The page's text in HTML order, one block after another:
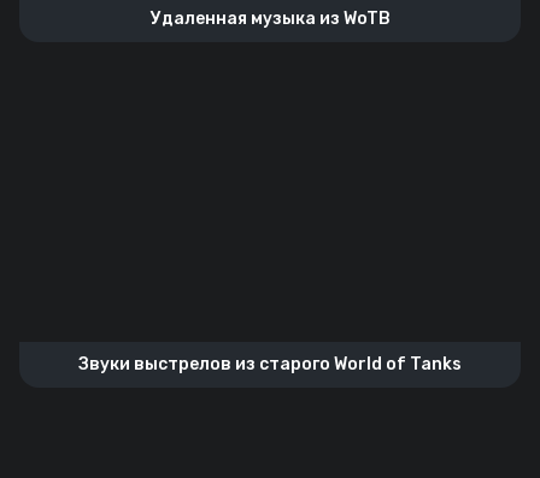
Удаленная музыка из WoTB
Звуки выстрелов из старого World of Tanks